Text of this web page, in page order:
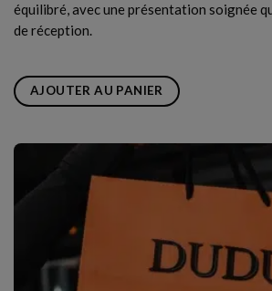
équilibré, avec une présentation soignée
de réception.
AJOUTER AU PANIER